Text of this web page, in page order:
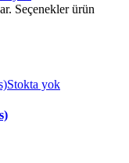
Seçenekler ürün
Stokta yok